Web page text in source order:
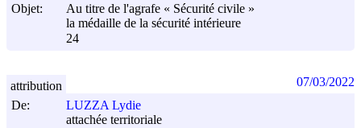
Objet:
Au titre de l'agrafe « Sécurité civile »
la médaille de la sécurité intérieure
24
De:
LUZZA Lydie
attachée territoriale
attribution 07/03/2022